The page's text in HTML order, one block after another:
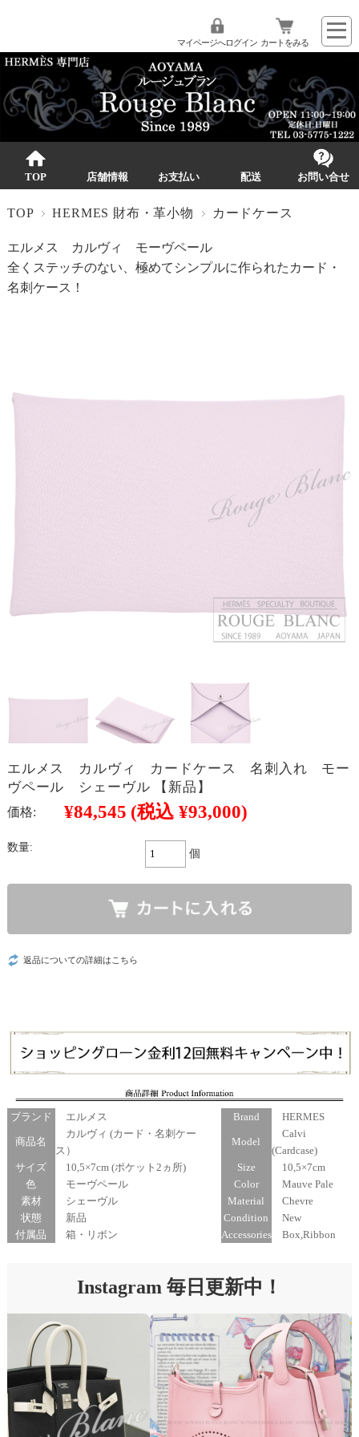
マイページへログイン カートをみる
TOP 店舗情報 お支払い 配送 お問い合せ
TOP HERMES 財布・革小物 カードケース
エルメス カルヴィ モーヴペール
全くステッチのない、極めてシンプルに作られたカード・
名刺ケース！
エルメス カルヴィ カードケース 名刺入れ モー
ヴペール シェーヴル 【新品】
価格: ¥84,545 (税込 ¥93,000)
数量:
個
返品についての詳細はこちら
ブランド エルメス
商品名
カルヴィ (カード・名刺ケー
ス）
サイズ
10,5×7cm (ポケット2ヵ所)
色
モーヴペール
素材
シェーヴル
状態
新品
付属品
箱・リボン
Brand HERMES
Model
Calvi
(Cardcase)
Size
10,5×7cm
Color
Mauve Pale
Material
Chevre
Condition
New
AccessoriesBox,Ribbon
Instagram 毎日更新中！